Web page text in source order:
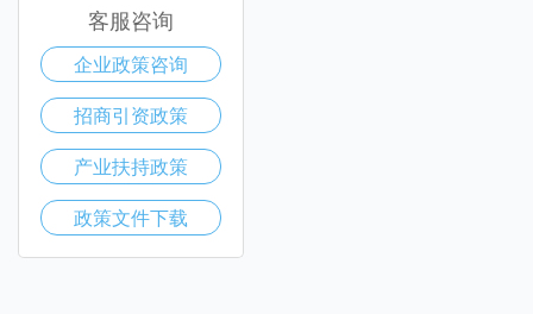
客服咨询
企业政策咨询
招商引资政策
产业扶持政策
政策文件下载